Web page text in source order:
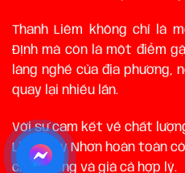
Thanh Liêm không chỉ là
ĐỊnh mà còn là một điểm
làng nghề của địa phương,
quay lại nhiều lần.
Với sự cam kết về chất
Liêm Quy Nhơn hoàn toàn
chất lượng và giá cả hợp lý.